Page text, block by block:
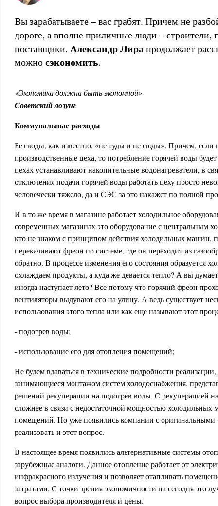
Вы зарабатываете – вас грабят. Причем не
дороге, а вполне приличные люди – строители,
поставщики. Александр Лирапродолжает
можносэкономить.
«Экономика должна быть экономной»
Советский лозунг
Коммунальные расходы
Без воды, как известно, «не туды и не сюды». Причем, если
производственные цеха, то потребление горячей воды
цехах устанавливают накопительные водонагреватели, в
отключения подачи горячей воды работать цеху просто
человечески тяжело, да и СЭС за это накажет по полной
И в то же время в магазине работает холодильное
современных магазинах это оборудование с центральным
кто не знаком с принципом действия холодильных машин,
перекачивают фреон по системе, где он переходит из
обратно. В процессе изменения его состояния образуется
охлаждаем продукты, а куда же девается тепло? А вы
иногда наступает лето? Все потому что горячий фреон
вентиляторы выдувают его на улицу. А ведь существует
использования этого тепла или как еще называют этот
- подогрев воды;
- использование его для отопления помещений;
Не будем вдаваться в технические подробности
занимающиеся монтажом систем холодоснабжения,
решений рекуперации на подогрев воды. С рекуперацией
сложнее в связи с недостаточной мощностью холодильных
помещений. Но уже появились компании с оригинальными
реализовать и этот вопрос.
В настоящее время появились альтернативные системы
зарубежные аналоги. Данное отопление работает от
инфракрасного излучения и позволяет отапливать
затратами. С точки зрения экономичности на сегодня это
вопрос выбора производителя и цены.